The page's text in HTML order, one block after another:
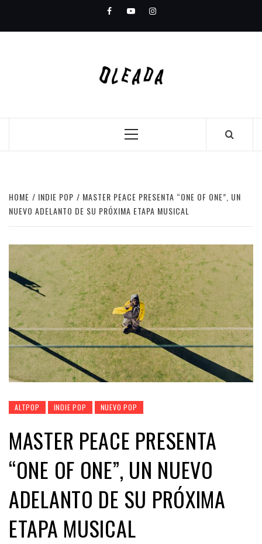
content
FacebookYoutubeInstagram
Primary
HOME INDIE POP
MASTER PEACE PRESENTA “ONE OF ONE”, UN
NUEVO ADELANTO DE SU PRÓXIMA ETAPA MUSICAL
ALTPOP INDIE POP NUEVO POP
MASTER PEACE PRESENTA
“ONE OF ONE”, UN NUEVO
ADELANTO DE SU PRÓXIMA
ETAPA MUSICAL